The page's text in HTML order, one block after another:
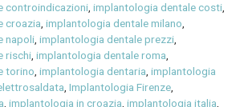
controindicazioni ,implantologia dentale costi
croazia ,implantologia dentale milano
napoli ,implantologia dentale prezzi
rischi ,implantologia dentale roma
torino ,implantologia dentaria ,implantologia
,Implantologia Firenze
,implantologia in croazia ,implantologia italia